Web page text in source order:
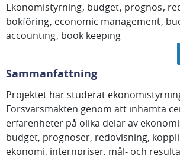
Ekonomistyrning budget prognos
bokföring economic management
accounting book keeping
Sammanfattning
Projektet har studerat
Försvarsmakten genom att inhämta
erfarenheter på olika delar av
budget, prognoser, redovisning,
ekonomi, internpriser, mål- och